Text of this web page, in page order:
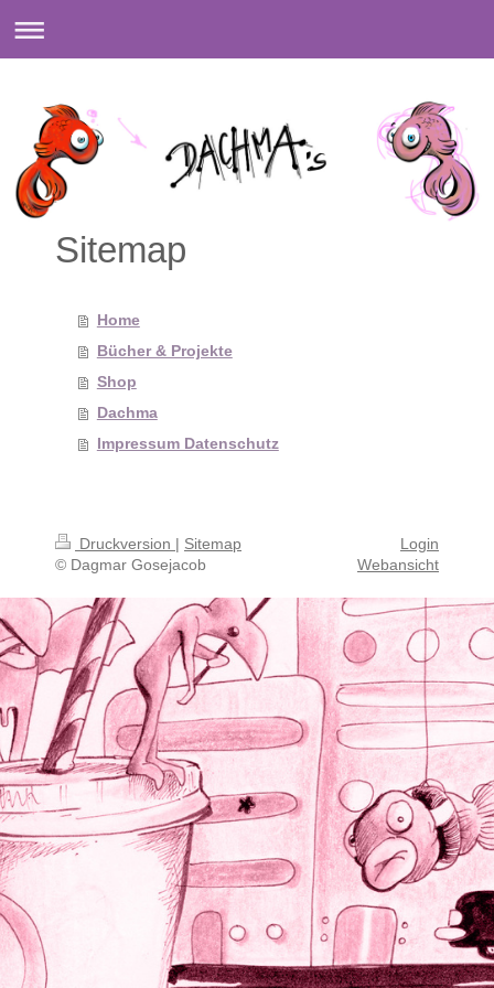
Sitemap
Home
Bücher & Projekte
Shop
Dachma
Impressum Datenschutz
Druckversion | Sitemap
© Dagmar Gosejacob
Login
Webansicht